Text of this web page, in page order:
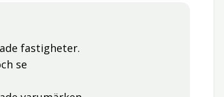
fastigheter.
se